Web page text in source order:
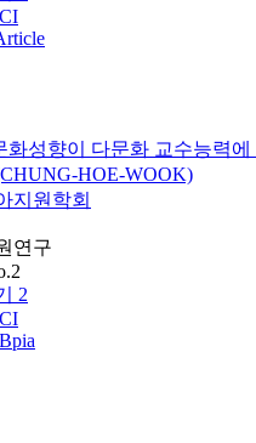
화성향이 다문화 교수능력
HOE-WOOK)
지원학회
연구
2